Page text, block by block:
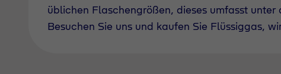
üblichen Flaschengrößen, dieses umfasst
Besuchen Sie uns und kaufen Sie Flüssiggas,